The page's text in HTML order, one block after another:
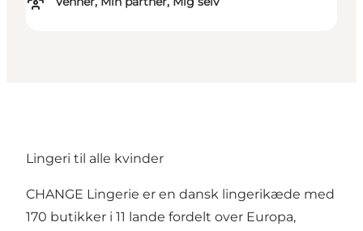
Lingeri til alle kvinder
CHANGE Lingerie er en dansk lingerikæde med
170 butikker i 11 lande fordelt over Europa,